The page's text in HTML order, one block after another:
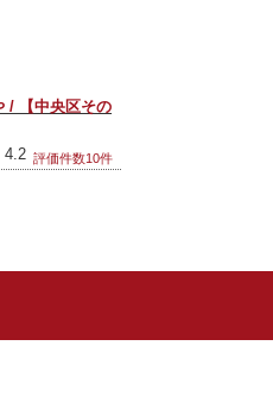
/ 【中央区その
4.2 評価件数10件